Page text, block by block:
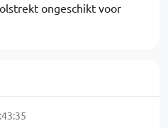
ongeschikt voor